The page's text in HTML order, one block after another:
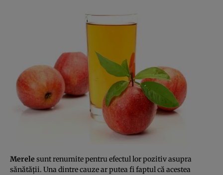
Merele sunt renumite pentru efectul lor pozitiv asupra
sănătăţii. Una dintre cauze ar putea fi faptul că acestea